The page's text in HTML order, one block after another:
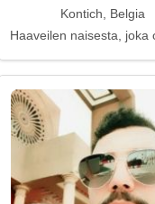
Kontich, Belgia
Haaveilen naisesta, joka